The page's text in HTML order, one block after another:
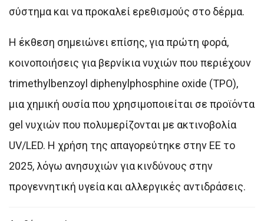
σύστημα και να προκαλεί ερεθισμούς στο δέρμα.
Η έκθεση σημειώνει επίσης, για πρώτη φορά,
κοινοποιήσεις για βερνίκια νυχιών που περιέχουν
trimethylbenzoyl diphenylphosphine oxide (TPO),
μια χημική ουσία που χρησιμοποιείται σε προϊόντα
gel νυχιών που πολυμερίζονται με ακτινοβολία
UV/LED. Η χρήση της απαγορεύτηκε στην ΕΕ το
2025, λόγω ανησυχιών για κινδύνους στην
προγεννητική υγεία και αλλεργικές αντιδράσεις.